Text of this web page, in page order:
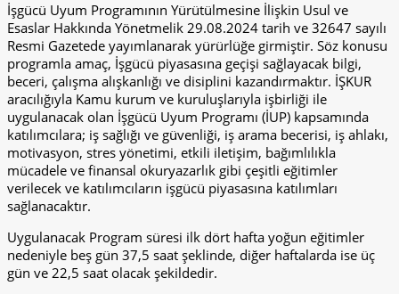
İşgücü Uyum Programının Yürütülmesine İlişkin Usul ve
Esaslar Hakkında Yönetmelik 29.08.2024 tarih ve 32647 sayılı
Resmi Gazetede yayımlanarak yürürlüğe girmiştir. Söz konusu
programla amaç, İşgücü piyasasına geçişi sağlayacak bilgi,
beceri, çalışma alışkanlığı ve disiplini kazandırmaktır. İŞKUR
aracılığıyla Kamu kurum ve kuruluşlarıyla işbirliği ile
uygulanacak olan İşgücü Uyum Programı (İUP) kapsamında
katılımcılara; iş sağlığı ve güvenliği, iş arama becerisi, iş ahlakı,
motivasyon, stres yönetimi, etkili iletişim, bağımlılıkla
mücadele ve finansal okuryazarlık gibi çeşitli eğitimler
verilecek ve katılımcıların işgücü piyasasına katılımları
sağlanacaktır.
Uygulanacak Program süresi ilk dört hafta yoğun eğitimler
nedeniyle beş gün 37,5 saat şeklinde, diğer haftalarda ise üç
gün ve 22,5 saat olacak şekildedir.